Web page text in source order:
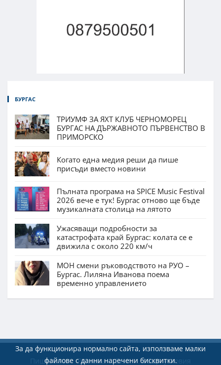
БУРГАС
ТРИУМФ ЗА ЯХТ КЛУБ ЧЕРНОМОРЕЦ
БУРГАС НА ДЪРЖАВНОТО ПЪРВЕНСТВО В
ПРИМОРСКО
Когато една медия реши да пише
присъди вместо новини
Пълната програма на SPICE Music Festival
2026 вече е тук! Бургас отново ще бъде
музикалната столица на лятото
Ужасяващи подробности за
катастрофата край Бургас: колата се е
движила с около 220 км/ч
МОН смени ръководството на РУО –
Бургас. Лиляна Иванова поема
временно управлението
За да функционира нормално сайта, използваме малки
файлове с данни наречени бисквитки.
Пишете ни Реклама Екип Общи условия